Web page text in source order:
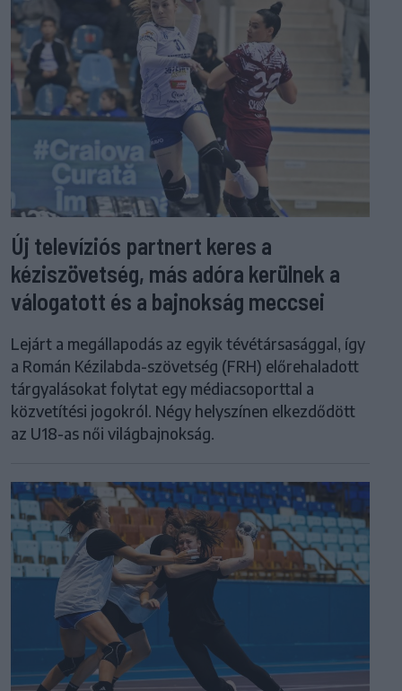
Új televíziós partnert keres a
kéziszövetség, más adóra kerülnek a
válogatott és a bajnokság meccsei
Lejárt a megállapodás az egyik tévétársasággal, így
a Román Kézilabda-szövetség (FRH) előrehaladott
tárgyalásokat folytat egy médiacsoporttal a
közvetítési jogokról. Négy helyszínen elkezdődött
az U18-as női világbajnokság.